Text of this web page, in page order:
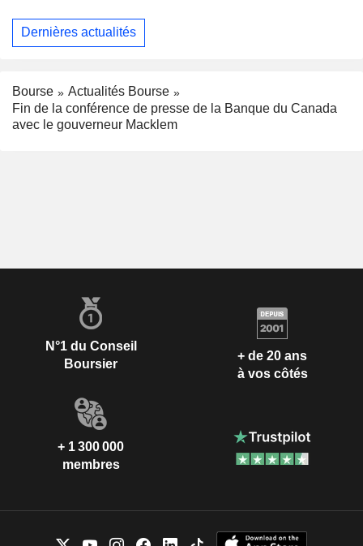
Dernières actualités
Bourse
Actualités Bourse
Fin de la conférence de presse de la Banque du Canada
avec le gouverneur Macklem
N°1 du Conseil
Boursier
+ de 20 ans
à vos côtés
+ 1 300 000
membres